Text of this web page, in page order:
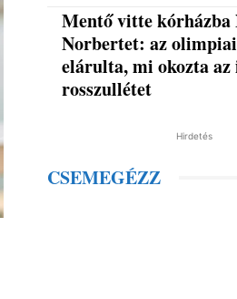
Mentő vitte kórházba
Norbertet: az
elárulta, mi okozta az
rosszullétet
Hirdetés
CSEMEGÉZZ